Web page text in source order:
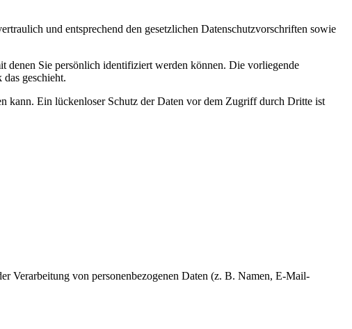
und entsprechend den gesetzlichen Datenschutzvorschriften sowie
denen Sie persönlich identifiziert werden können. Die vorliegende
geschieht.
kann. Ein lückenloser Schutz der Daten vor dem Zugriff durch Dritte ist
Verarbeitung von personenbezogenen Daten (z. B. Namen, E-Mail-